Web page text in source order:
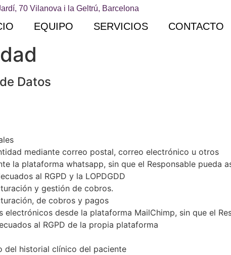
70 Vilanova i la Geltrú, Barcelona
EQUIPO SERVICIOS CONTACTO
Datos
mediante correo postal, correo electrónico u otros
la plataforma whatsapp, sin que el Responsable pueda
al RGPD y la LOPDGDD
y gestión de cobros.
de cobros y pagos
desde la plataforma MailChimp, sin que el
al RGPD de la propia plataforma
del historial clínico del paciente